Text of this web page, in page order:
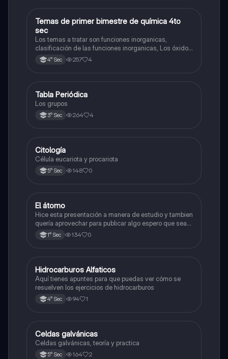
Química
Temas de primer bimestre de química 4to
sec
Los temas a tratar son funciones inorganicas,
clasificación de las funciones inorganicas, Los óxidos
y los óxidos ácidos
4° Sec 257 4
Química
Tabla Periódica
Los grupos
3° Sec 264 4
Ciencia y Tecnología
Citología
Célula eucariota y procariota
5° Sec 148 0
Ciencia y Tecnología
El átomo
Hice esta presentación a manera de estudio y tambien
quería aprovechar para publicar algo espero que sea
de su agrado , habla del átomo y lo básico sobre el,
solo eso bye
1° Sec 134 0
Química
Hidrocarburos Alfaticos
Aquí tienes apuntes para que puedas ver cómo se
resuelven los ejercicios de hidrocarburos
4° Sec 94 1
Química
Celdas galvánicas
Celdas galvánicas, teoría y practica
5° Sec 164 2